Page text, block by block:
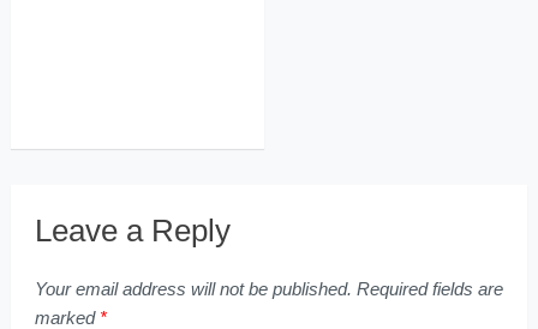
Leave a Reply
Your email address will not be published. Required fields are
marked *